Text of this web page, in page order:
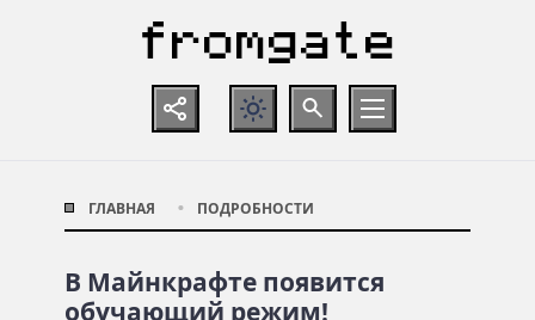
ГЛАВНАЯ ПОДРОБНОСТИ
В Майнкрафте появится
обучающий режим!